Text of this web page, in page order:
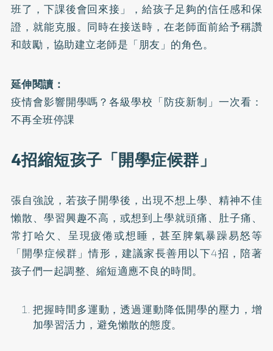
班了，下課後會回來接」，給孩子足夠的信任感和保
證，就能克服。同時在接送時，在老師面前給予稱讚
和鼓勵，協助建立老師是「朋友」的角色。
延伸閱讀：
疫情會影響開學嗎？各級學校「防疫新制」一次看：
不再全班停課
4招縮短孩子「開學症候群」
張自強說，若孩子開學後，出現不想上學、精神不佳
懶散、學習興趣不高，或想到上學就頭痛、肚子痛、
常打哈欠、呈現疲倦或想睡，甚至脾氣暴躁易怒等
「開學症候群」情形，建議家長善用以下4招，陪著
孩子們一起調整、縮短適應不良的時間。
把握時間多運動，透過運動降低開學的壓力，增
加學習活力，避免懶散的態度。